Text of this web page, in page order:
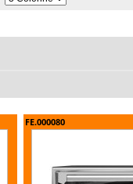
FE.000080